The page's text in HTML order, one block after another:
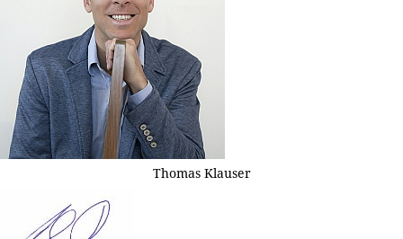
Thomas Klauser